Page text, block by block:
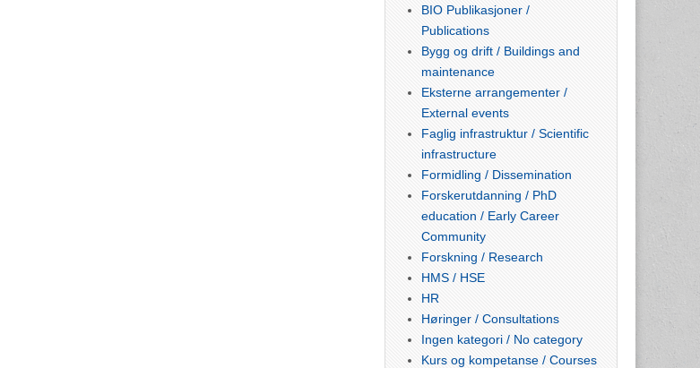
BIO Publikasjoner /
Publications
Bygg og drift / Buildings and
maintenance
Eksterne arrangementer /
External events
Faglig infrastruktur / Scientific
infrastructure
Formidling / Dissemination
Forskerutdanning / PhD
education / Early Career
Community
Forskning / Research
HMS / HSE
HR
Høringer / Consultations
Ingen kategori / No category
Kurs og kompetanse / Courses